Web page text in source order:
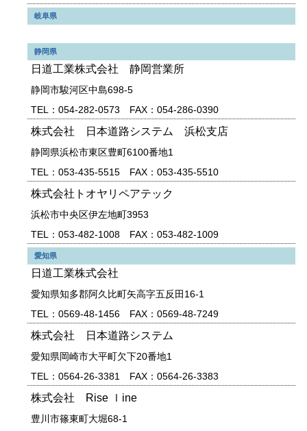
岐阜県
静岡県
日道工業株式会社 静岡営業所
静岡市駿河区中島698-5
TEL：054-282-0573 FAX：054-286-0390
株式会社 日本道路システム 浜松支店
静岡県浜松市東区豊町6100番地1
TEL：053-435-5515 FAX：053-435-5510
株式会社トオヤリペアテック
浜松市中央区伊左地町3953
TEL：053-482-1008 FAX：053-482-1009
愛知県
日道工業株式会社
愛知県知多郡阿久比町矢高字五反田16-1
TEL：0569-48-1456 FAX：0569-48-7249
株式会社 日本道路システム
愛知県岡崎市大平町欠下20番地1
TEL：0564-26-3381 FAX：0564-26-3383
株式会社 Rise ｌine
豊川市篠東町大堀68-1